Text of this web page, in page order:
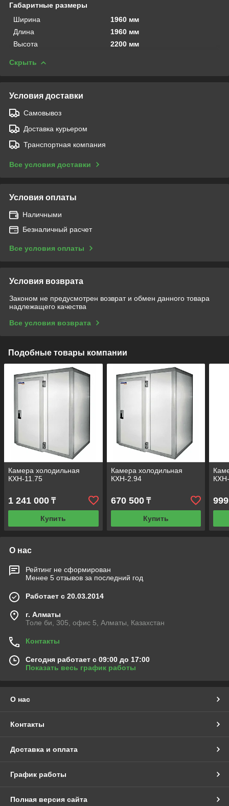
Габаритные размеры
Ширина
1960 мм
Длина
1960 мм
Высота
2200 мм
Скрыть
Условия доставки
Самовывоз
Доставка курьером
Транспортная компания
Все условия доставки
Условия оплаты
Наличными
Безналичный расчет
Все условия оплаты
Условия возврата
Законом не предусмотрен возврат и обмен данного товара
надлежащего качества
Все условия возврата
Подобные товары компании
Камера холодильная
КХН-11.75
1 241 000 ₸
Купить
Камера холодильная
КХН-2.94
670 500₸
Купить
О нас
Рейтинг не сформирован
Менее 5 отзывов за последний год
Работает с 20.03.2014
г. Алматы
Толе би, 305, офис 5, Алматы, Казахстан
Контакты
Сегодня работает с 09:00 до 17:00
Показать весь график работы
О нас
Контакты
Доставка и оплата
График работы
Полная версия сайта